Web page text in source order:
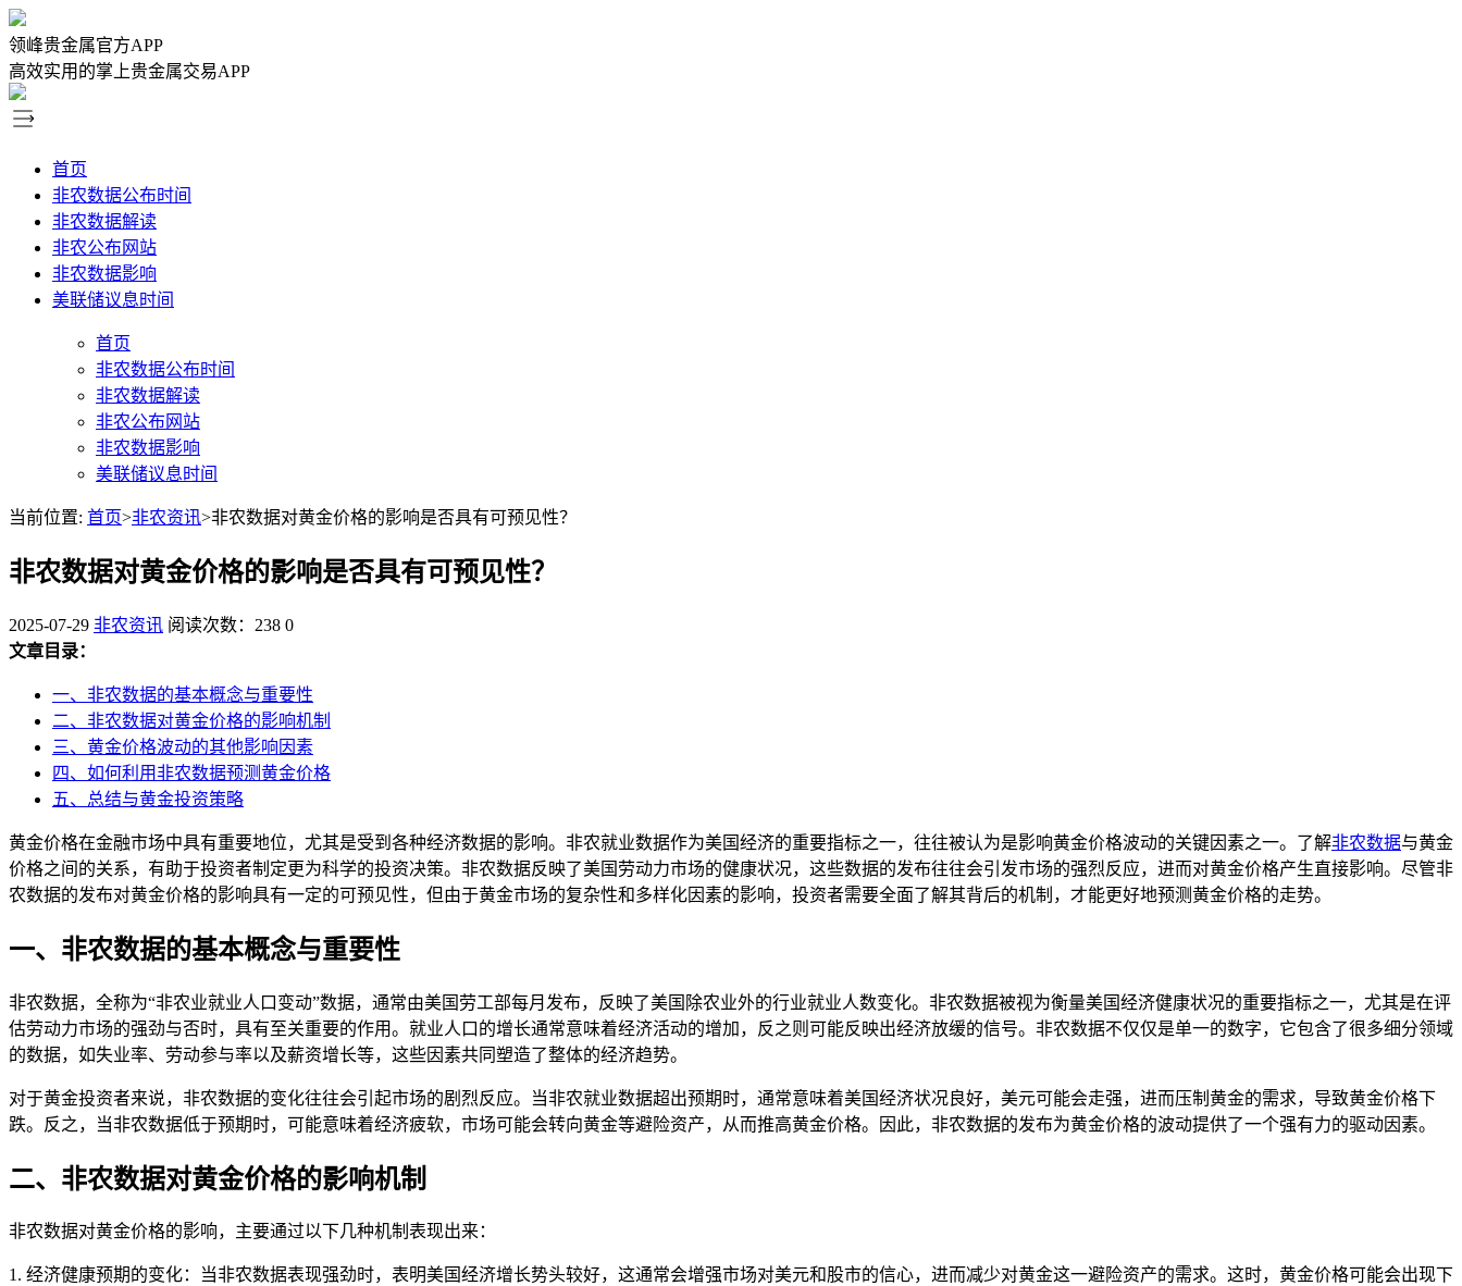
领峰贵金属官方APP
高效实用的掌上贵金属交易APP
首页
非农数据公布时间
非农数据解读
非农公布网站
非农数据影响
美联储议息时间
首页
非农数据公布时间
非农数据解读
非农公布网站
非农数据影响
美联储议息时间
当前位置: 首页>非农资讯>非农数据对黄金价格的影响是否具有可预见性？
非农数据对黄金价格的影响是否具有可预见性？
2025-07-29 非农资讯 阅读次数：238 0
文章目录：
一、非农数据的基本概念与重要性
二、非农数据对黄金价格的影响机制
三、黄金价格波动的其他影响因素
四、如何利用非农数据预测黄金价格
五、总结与黄金投资策略
黄金价格在金融市场中具有重要地位，尤其是受到各种经济数据的影响。非农就业数据作为美国经济的重要指标之一，往往被认为是影响黄金价格波动的关键因素之一。了解非农数据与黄金
价格之间的关系，有助于投资者制定更为科学的投资决策。非农数据反映了美国劳动力市场的健康状况，这些数据的发布往往会引发市场的强烈反应，进而对黄金价格产生直接影响。尽管非
农数据的发布对黄金价格的影响具有一定的可预见性，但由于黄金市场的复杂性和多样化因素的影响，投资者需要全面了解其背后的机制，才能更好地预测黄金价格的走势。
一、非农数据的基本概念与重要性
非农数据，全称为“非农业就业人口变动”数据，通常由美国劳工部每月发布，反映了美国除农业外的行业就业人数变化。非农数据被视为衡量美国经济健康状况的重要指标之一，尤其是在评
估劳动力市场的强劲与否时，具有至关重要的作用。就业人口的增长通常意味着经济活动的增加，反之则可能反映出经济放缓的信号。非农数据不仅仅是单一的数字，它包含了很多细分领域
的数据，如失业率、劳动参与率以及薪资增长等，这些因素共同塑造了整体的经济趋势。
对于黄金投资者来说，非农数据的变化往往会引起市场的剧烈反应。当非农就业数据超出预期时，通常意味着美国经济状况良好，美元可能会走强，进而压制黄金的需求，导致黄金价格下
跌。反之，当非农数据低于预期时，可能意味着经济疲软，市场可能会转向黄金等避险资产，从而推高黄金价格。因此，非农数据的发布为黄金价格的波动提供了一个强有力的驱动因素。
二、非农数据对黄金价格的影响机制
非农数据对黄金价格的影响，主要通过以下几种机制表现出来：
1. 经济健康预期的变化：当非农数据表现强劲时，表明美国经济增长势头较好，这通常会增强市场对美元和股市的信心，进而减少对黄金这一避险资产的需求。这时，黄金价格可能会出现下